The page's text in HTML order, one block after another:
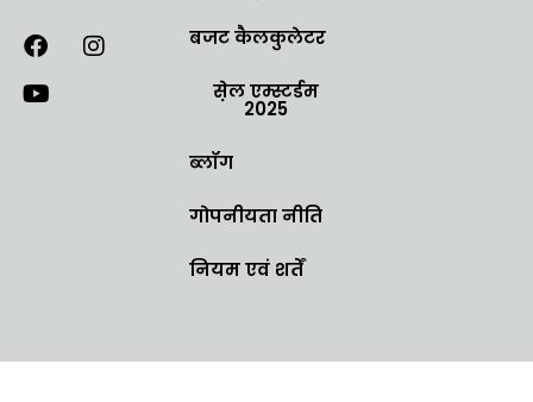
बजट कैलकुलेटर
से़ल एम्स्टर्डम
2025
ब्लॉग
गोपनीयता नीति
नियम एवं शर्तें